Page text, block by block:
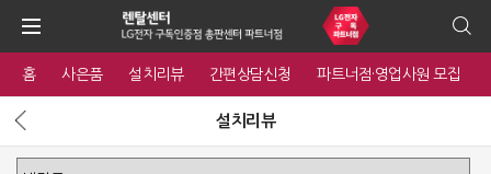
홈 사은품 설치리뷰 간편상담신청 파트너점·영업사원 모집
설치리뷰